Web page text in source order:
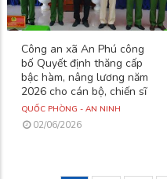
Công an xã An Phú công
bố Quyết định thăng cấp
bậc hàm, nâng lương năm
2026 cho cán bộ, chiến sĩ
QUỐC PHÒNG - AN NINH
02/06/2026